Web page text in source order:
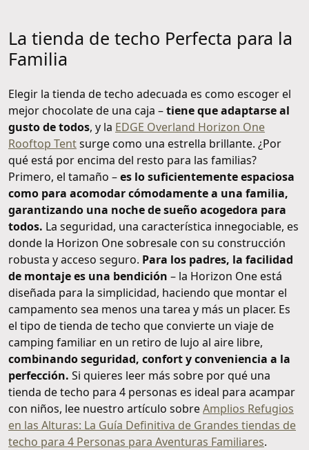
La tienda de techo Perfecta para la
Familia
Elegir la tienda de techo adecuada es como escoger el
mejor chocolate de una caja –tiene que adaptarse al
gusto de todos, y la EDGE Overland Horizon One
Rooftop Tentsurge como una estrella brillante. ¿Por
qué está por encima del resto para las familias?
Primero, el tamaño –es lo suficientemente espaciosa
como para acomodar cómodamente a una familia,
garantizando una noche de sueño acogedora para
todos. La seguridad, una característica innegociable, es
donde la Horizon One sobresale con su construcción
robusta y acceso seguro. Para los padres, la facilidad
de montaje es una bendición – la Horizon One está
diseñada para la simplicidad, haciendo que montar el
campamento sea menos una tarea y más un placer. Es
el tipo de tienda de techo que convierte un viaje de
camping familiar en un retiro de lujo al aire libre,
combinando seguridad, confort y conveniencia a la
perfección. Si quieres leer más sobre por qué una
tienda de techo para 4 personas es ideal para acampar
con niños, lee nuestro artículo sobreAmplios Refugios
en las Alturas: La Guía Definitiva de Grandes tiendas de
techo para 4 Personas para Aventuras Familiares.